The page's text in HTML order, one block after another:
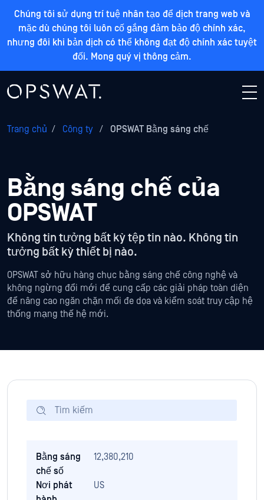
Chúng tôi sử dụng trí tuệ nhân tạo để dịch trang web và
mặc dù chúng tôi luôn cố gắng đảm bảo độ chính xác,
nhưng đôi khi bản dịch có thể không đạt độ chính xác tuyệt
đối. Mong quý vị thông cảm.
Trang chủ / Công ty / OPSWAT Bằng sáng chế
Bằng sáng chế của
OPSWAT
Không tin tưởng bất kỳ tệp tin nào. Không tin
tưởng bất kỳ thiết bị nào.
OPSWAT sở hữu hàng chục bằng sáng chế công nghệ và
không ngừng đổi mới để cung cấp các giải pháp toàn diện
để nâng cao ngăn chặn mối đe dọa và kiểm soát truy cập hệ
thống mạng thế hệ mới.
Bằng sáng
chế số
12,380,210
Nơi phát
US